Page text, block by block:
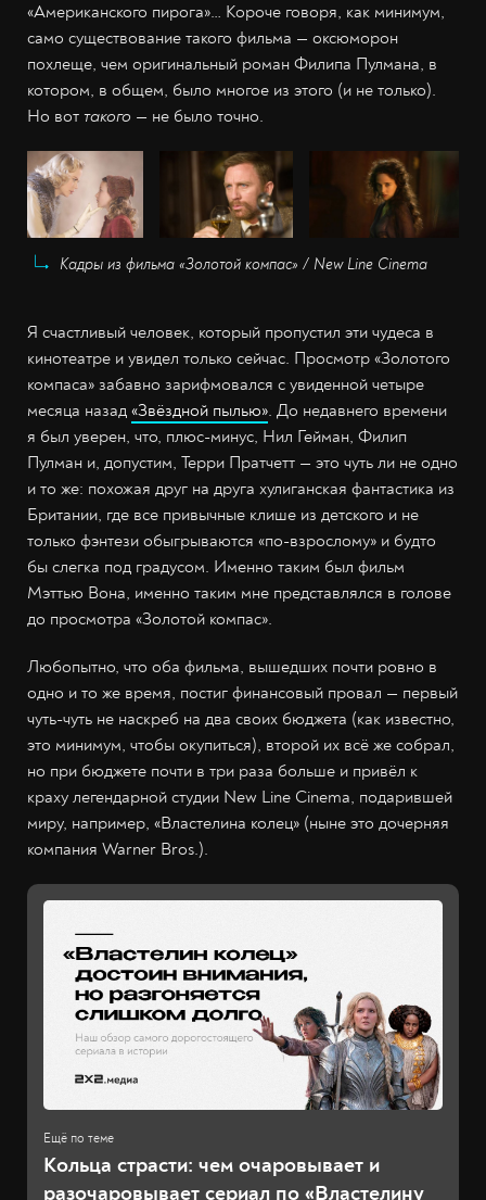
«Американского пирога»… Короче говоря, как минимум,
само существование такого фильма — оксюморон
похлеще, чем оригинальный роман Филипа Пулмана, в
котором, в общем, было многое из этого (и не только).
Но вот такого — не было точно.
Кадры из фильма «Золотой компас» / New Line Cinema
Я счастливый человек, который пропустил эти чудеса в
кинотеатре и увидел только сейчас. Просмотр «Золотого
компаса» забавно зарифмовался с увиденной четыре
месяца назад «Звёздной пылью». До недавнего времени
я был уверен, что, плюс-минус, Нил Гейман, Филип
Пулман и, допустим, Терри Пратчетт — это чуть ли не одно
и то же: похожая друг на друга хулиганская фантастика из
Британии, где все привычные клише из детского и не
только фэнтези обыгрываются «по-взрослому» и будто
бы слегка под градусом. Именно таким был фильм
Мэттью Вона, именно таким мне представлялся в голове
до просмотра «Золотой компас».
Любопытно, что оба фильма, вышедших почти ровно в
одно и то же время, постиг финансовый провал — первый
чуть-чуть не наскреб на два своих бюджета (как известно,
это минимум, чтобы окупиться), второй их всё же собрал,
но при бюджете почти в три раза больше и привёл к
краху легендарной студии New Line Cinema, подарившей
миру, например, «Властелина колец» (ныне это дочерняя
компания Warner Bros.).
Кольца страсти: чем очаровывает и
разочаровывает сериал по «Властелину